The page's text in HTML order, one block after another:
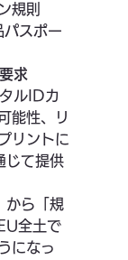
規則
パスポー
求
ルIDカ
能性、リ
リントに
じて提供
から「規
全土で
になっ